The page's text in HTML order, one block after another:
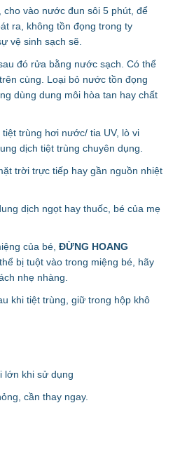
vào nước đun sôi 5 phút, để
ra, không tồn đọng trong ty
vệ sinh sạch sẽ.
đó rửa bằng nước sạch. Có thể
cùng. Loại bỏ nước tồn đọng
dùng dung môi hòa tan hay chất
trùng hơi nước/ tia UV, lò vi
dịch tiệt trùng chuyên dụng.
trời trực tiếp hay gần nguồn nhiệt
dịch ngọt hay thuốc, bé của mẹ
của bé, ĐỪNG HOANG
bị tuột vào trong miệng bé, hãy
nhẹ nhàng.
khi tiệt trùng, giữ trong hộp khô
lớn khi sử dụng
cần thay ngay.